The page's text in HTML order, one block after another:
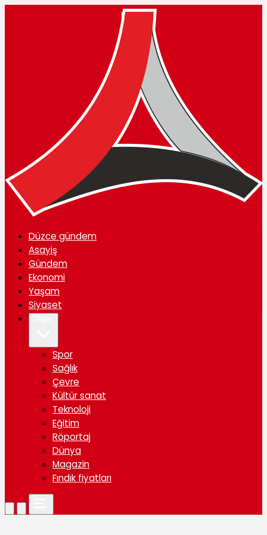
Düzce gündem
Asayiş
Gündem
Ekonomi
Yaşam
Siyaset
Spor
Sağlık
Çevre
Kültür sanat
Teknoloji
Eğitim
Röportaj
Dünya
Magazin
Fındık fiyatları